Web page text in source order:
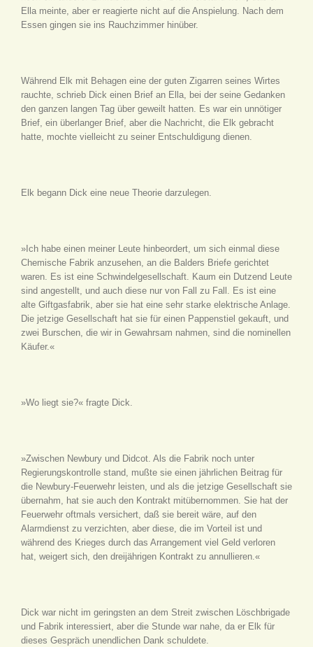
Ella meinte, aber er reagierte nicht auf die Anspielung. Nach dem
Essen gingen sie ins Rauchzimmer hinüber.
Während Elk mit Behagen eine der guten Zigarren seines Wirtes
rauchte, schrieb Dick einen Brief an Ella, bei der seine Gedanken
den ganzen langen Tag über geweilt hatten. Es war ein unnötiger
Brief, ein überlanger Brief, aber die Nachricht, die Elk gebracht
hatte, mochte vielleicht zu seiner Entschuldigung dienen.
Elk begann Dick eine neue Theorie darzulegen.
»Ich habe einen meiner Leute hinbeordert, um sich einmal diese
Chemische Fabrik anzusehen, an die Balders Briefe gerichtet
waren. Es ist eine Schwindelgesellschaft. Kaum ein Dutzend Leute
sind angestellt, und auch diese nur von Fall zu Fall. Es ist eine
alte Giftgasfabrik, aber sie hat eine sehr starke elektrische Anlage.
Die jetzige Gesellschaft hat sie für einen Pappenstiel gekauft, und
zwei Burschen, die wir in Gewahrsam nahmen, sind die nominellen
Käufer.«
»Wo liegt sie?« fragte Dick.
»Zwischen Newbury und Didcot. Als die Fabrik noch unter
Regierungskontrolle stand, mußte sie einen jährlichen Beitrag für
die Newbury-Feuerwehr leisten, und als die jetzige Gesellschaft sie
übernahm, hat sie auch den Kontrakt mitübernommen. Sie hat der
Feuerwehr oftmals versichert, daß sie bereit wäre, auf den
Alarmdienst zu verzichten, aber diese, die im Vorteil ist und
während des Krieges durch das Arrangement viel Geld verloren
hat, weigert sich, den dreijährigen Kontrakt zu annullieren.«
Dick war nicht im geringsten an dem Streit zwischen Löschbrigade
und Fabrik interessiert, aber die Stunde war nahe, da er Elk für
dieses Gespräch unendlichen Dank schuldete.